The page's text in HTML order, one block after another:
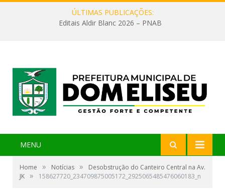
ÚLTIMAS PUBLICAÇÕES:
Editais Aldir Blanc 2026 – PNAB
MENU
Home » Notícias »
Desobstrução do Canteiro Central na Av.
JK » 158627720_234709875005172_2925065485476060183_n